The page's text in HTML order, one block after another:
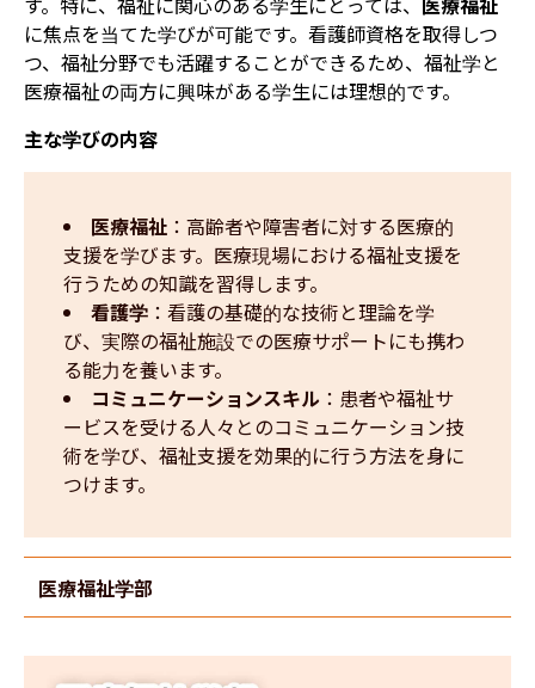
に焦点を当てた学びが可能です。看護師資格を取得しつ
つ、福祉分野でも活躍することができるため、福祉学と
医療福祉の両方に興味がある学生には理想的です。
主な学びの内容
医療福祉 ：高齢者や障害者に対する医療的
支援を学びます。医療現場における福祉支援を
行うための知識を習得します。
看護学 ：看護の基礎的な技術と理論を学
び、実際の福祉施設での医療サポートにも携わ
る能力を養います。
コミュニケーションスキル ：患者や福祉サ
ービスを受ける人々とのコミュニケーション技
術を学び、福祉支援を効果的に行う方法を身に
つけます。
医療福祉学部